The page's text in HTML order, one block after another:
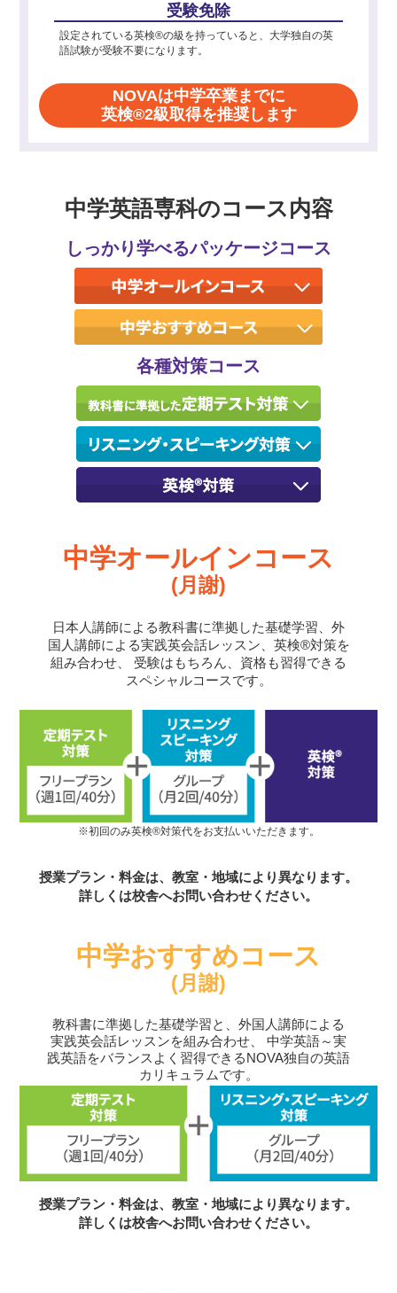
受験免除
設定されている英検®の級を持っていると、大学独自の英
語試験が受験不要になります。
NOVAは中学卒業までに
英検®2級取得を推奨します
中学英語専科のコース内容
しっかり学べるパッケージコース
各種対策コース
中学オールインコース
(月謝)
日本人講師による教科書に準拠した基礎学習、外
国人講師による実践英会話レッスン、英検®対策を
組み合わせ、
受験はもちろん、資格も習得できる
スペシャルコースです。
※初回のみ英検®対策代をお支払いいただきます。
授業プラン・料金は、教室・地域により異なります。
詳しくは校舎へお問い合わせください。
中学おすすめコース
(月謝)
教科書に準拠した基礎学習と、外国人講師による
実践英会話レッスンを組み合わせ、
中学英語～実
践英語をバランスよく習得できるNOVA独自の英語
カリキュラムです。
授業プラン・料金は、教室・地域により異なります。
詳しくは校舎へお問い合わせください。